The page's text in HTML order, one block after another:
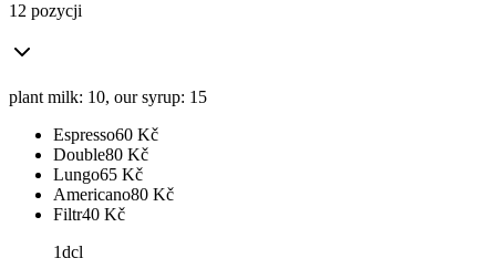
12 pozycji
plant milk: 10, our syrup: 15
Espresso60 Kč
Double80 Kč
Lungo65 Kč
Americano80 Kč
Filtr40 Kč
1dcl